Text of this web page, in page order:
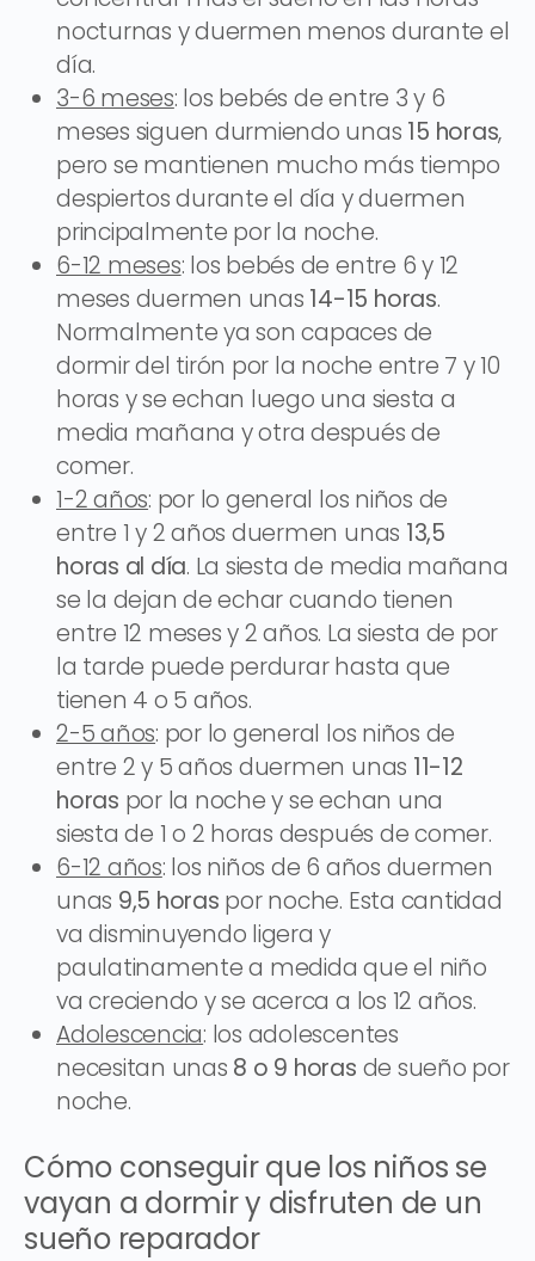
nocturnas y duermen menos durante el
día.​
3-6 meses: los bebés de entre 3 y 6
meses siguen durmiendo unas 15 horas,
pero se mantienen mucho más tiempo
despiertos durante el día y duermen
principalmente por la noche.
6-12 meses: los bebés de entre 6 y 12
meses duermen unas 14-15 horas.
Normalmente ya son capaces de
dormir del tirón por la noche entre 7 y 10
horas y se echan luego una siesta a
media mañana y otra después de
comer.
1-2 años: por lo general los niños de
entre 1 y 2 años duermen unas 13,5
horas al día. La siesta de media mañana
se la dejan de echar cuando tienen
entre 12 meses y 2 años. La siesta de por
la tarde puede perdurar hasta que
tienen 4 o 5 años.
2-5 años: por lo general los niños de
entre 2 y 5 años duermen unas 11-12
horas por la noche y se echan una
siesta de 1 o 2 horas después de comer.
6-12 años: los niños de 6 años duermen
unas 9,5 horas por noche. Esta cantidad
va disminuyendo ligera y
paulatinamente a medida que el niño
va creciendo y se acerca a los 12 años.
Adolescencia: los adolescentes
necesitan unas 8 o 9 horas de sueño por
noche.
Cómo conseguir que los niños se
vayan a dormir y disfruten de un
sueño reparador